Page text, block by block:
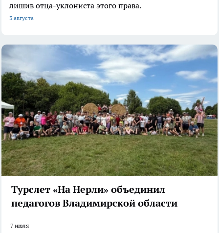
лишив отца-уклониста этого права.
3 августа
Турслет «На Нерли» объединил
педагогов Владимирской области
7 июля